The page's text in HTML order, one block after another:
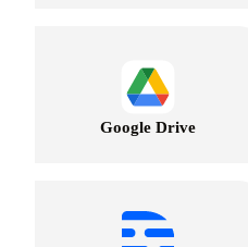
Google Drive